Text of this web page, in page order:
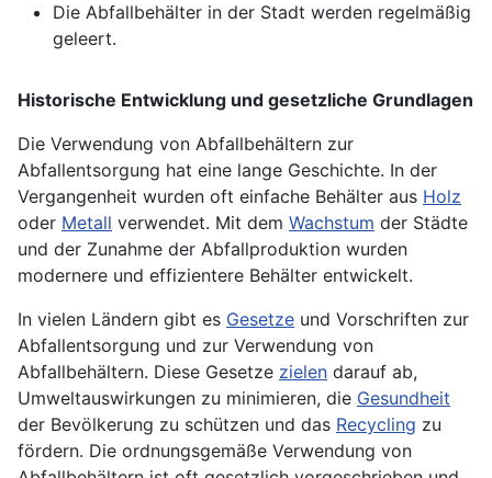
Die Abfallbehälter in der Stadt werden regelmäßig
geleert.
Historische Entwicklung und gesetzliche Grundlagen
Die Verwendung von Abfallbehältern zur
Abfallentsorgung hat eine lange Geschichte. In der
Vergangenheit wurden oft einfache Behälter aus Holz
oder Metall verwendet. Mit dem Wachstum der Städte
und der Zunahme der Abfallproduktion wurden
modernere und effizientere Behälter entwickelt.
In vielen Ländern gibt es Gesetze und Vorschriften zur
Abfallentsorgung und zur Verwendung von
Abfallbehältern. Diese Gesetze zielen darauf ab,
Umweltauswirkungen zu minimieren, die Gesundheit
der Bevölkerung zu schützen und das Recycling zu
fördern. Die ordnungsgemäße Verwendung von